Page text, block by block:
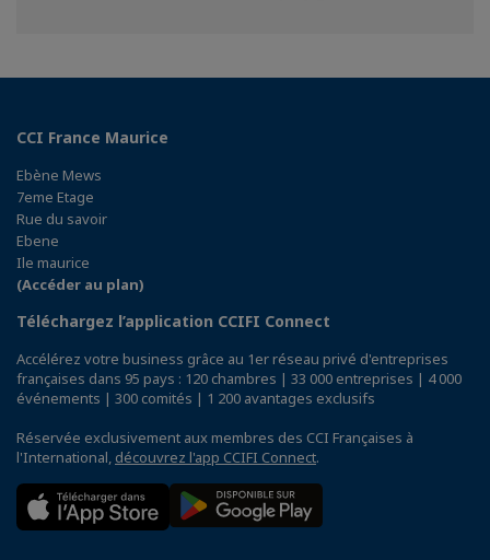
CCI France Maurice
Ebène Mews
7eme Etage
Rue du savoir
Ebene
Ile maurice
(Accéder au plan)
Téléchargez l’application CCIFI Connect
Accélérez votre business grâce au 1er réseau privé d'entreprises
françaises dans 95 pays : 120 chambres | 33 000 entreprises | 4 000
événements | 300 comités | 1 200 avantages exclusifs
Réservée exclusivement aux membres des CCI Françaises à
l'International, découvrez l'app CCIFI Connect.